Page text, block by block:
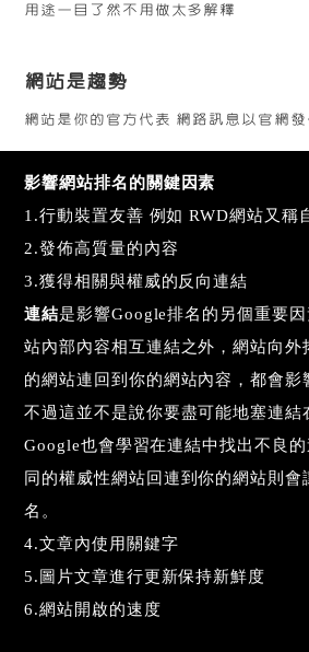
用途一目了然不用做太多解釋
網站是趨勢
網站是你的官方代表 網路訊息以官網發
影響網站排名的關鍵因素
1.行動裝置友善 例如 RWD網站又稱
2.發佈高質量的內容
3.獲得相關與權威的反向連結
連結是影響Google排名的另個重要
站內部內容相互連結之外，網站向外
的網站連回到你的網站內容，都會影
不過這並不是說你要盡可能地塞連結
Google也會學習在連結中找出不良
同的權威性網站回連到你的網站則會
名。
4.文章內使用關鍵字
5.圖片文章進行更新保持新鮮度
6.網站開啟的速度